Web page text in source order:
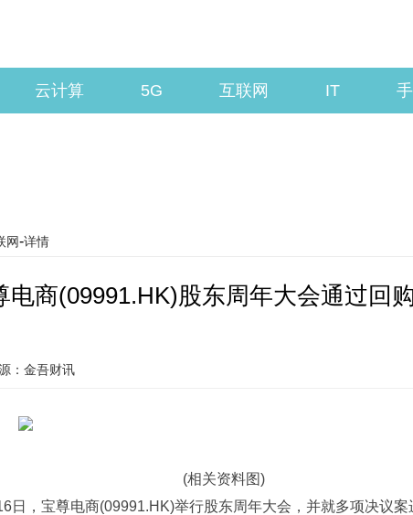
云计算 5G 互联网 IT
网-详情
电商(09991.HK)股东周年大会通过回
：金吾财讯
(相关资料图)
日，宝尊电商(09991.HK)举行股东周年大会，并就多项决议案